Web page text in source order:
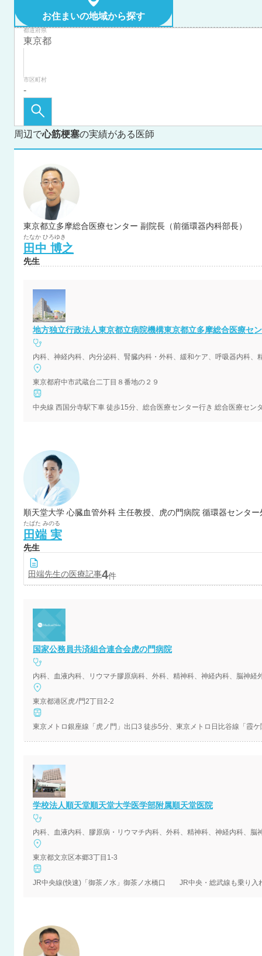
お住まいの地域から探す
都道府県
市区町村
周辺で心筋梗塞の実績がある医師
東京都立多摩総合医療センター 副院長（前循環器内科部長）
たなか ひろゆき
田中 博之
先生
地方独立行政法人東京都立病院機構東京都立多摩総合医療セ
内科、神経内科、内分泌科、腎臓内科・外科、緩和ケア、呼吸器内科
東京都府中市武蔵台二丁目８番地の２９
中央線 西国分寺駅下車 徒歩15分、総合医療センター行き 総合医療セ
順天堂大学 心臓血管外科 主任教授、虎の門病院 循環器センタ
たばた みのる
田端 実
先生
田端先生の医療記事4件
国家公務員共済組合連合会虎の門病院
内科、血液内科、リウマチ膠原病科、外科、精神科、神経内科、脳神
東京都港区虎ﾉ門2丁目2-2
東京メトロ銀座線「虎ノ門」出口3 徒歩5分、東京メトロ日比谷線「霞
学校法人順天堂順天堂大学医学部附属順天堂医院
内科、血液内科、膠原病・リウマチ内科、外科、精神科、神経内科、
東京都文京区本郷3丁目1-3
JR中央線(快速)「御茶ノ水」御茶ノ水橋口 JR中央・総武線も乗り入